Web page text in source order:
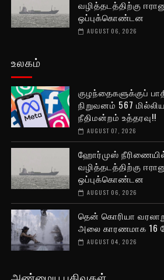
வழித்தடத்திற்கு
ஒப்புக்கொண்டன
AUGUST 06, 2026
உலகம்
குழந்தைகளுக்குப்
நிறுவனம் 567
நீதிமன்றம் உத்தரவு!!
AUGUST 07, 2026
ஹோர்முஸ் நீரிணையில்
வழித்தடத்திற்கு
ஒப்புக்கொண்டன
AUGUST 06, 2026
தென் கொரியா
அலை காரணமாக 16
AUGUST 04, 2026
அண்மைய பதிவுகள்